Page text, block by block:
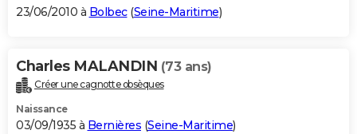
23/06/2010 à Bolbec(Seine-Maritime)
Charles MALANDIN (73 ans)
Créer une cagnotte obsèques
Naissance
03/09/1935 à Bernières (Seine-Maritime)